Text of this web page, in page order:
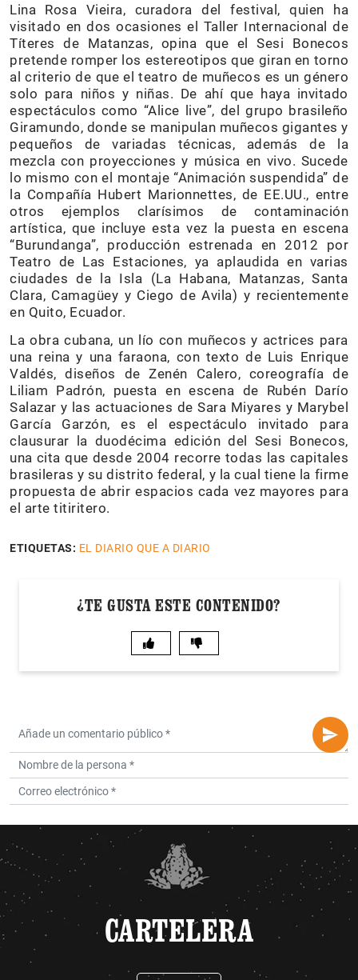
Lina Rosa Vieira, curadora del festival, quien ha
visitado en dos ocasiones el Taller Internacional de
Títeres de Matanzas, opina que el Sesi Bonecos
pretende romper los estereotipos que giran en torno
al criterio de que el teatro de muñecos es un género
solo para niños y niñas. De ahí que haya invitado
espectáculos como “Alice live”, del grupo brasileño
Giramundo, donde se manipulan muñecos gigantes y
pequeños de variadas técnicas, además de la
mezcla con proyecciones y música en vivo. Sucede
lo mismo con el montaje “Animación suspendida” de
la Compañía Hubert Marionnettes, de EE.UU., entre
otros ejemplos clarísimos de contaminación
artística, que incluye esta vez la puesta en escena
“Burundanga”, producción estrenada en 2012 por
Teatro de Las Estaciones, ya aplaudida en varias
ciudades de la Isla (La Habana, Matanzas, Santa
Clara, Camagüey y Ciego de Avila) y recientemente
en Quito, Ecuador.
La obra cubana, un lío con muñecos y actrices para
una reina y una faraona, con texto de Luis Enrique
Valdés, diseños de Zenén Calero, coreografía de
Liliam Padrón, puesta en escena de Rubén Darío
Salazar y las actuaciones de Sara Miyares y Marybel
García Garzón, es el espectáculo invitado para
clausurar la duodécima edición del Sesi Bonecos,
una cita que desde 2004 recorre todas las capitales
brasileras y su distrito federal, y la cual tiene la firme
propuesta de abrir espacios cada vez mayores para
el arte titiritero.
ETIQUETAS: EL DIARIO QUE A DIARIO
¿TE GUSTA ESTE CONTENIDO?
CARTELERA